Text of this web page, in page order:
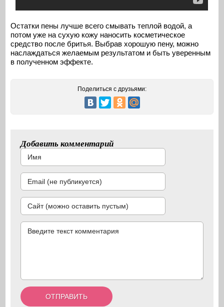
Остатки пены лучше всего смывать теплой водой, а
потом уже на сухую кожу наносить косметическое
средство после бритья. Выбрав хорошую пену, можно
наслаждаться желаемым результатом и быть уверенным
в полученном эффекте.
Поделиться с друзьями:
Добавить комментарий